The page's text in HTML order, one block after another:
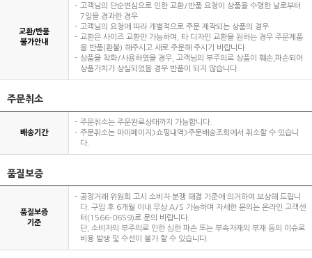
교환/반품
불가안내
고객님의 단순변심으로 인한 교환/반품 요청이 상품을 수령한 날로부터
7일을 경과한 경우
고객님의 요청에 따라 개별적으로 주문 제작되는 상품의 경우
교환은 사이즈 교환만 가능하며, 타 디자인 교환을 원하는 경우 주문제품
을 반품(환불) 해주시고 새로 주문해 주시기 바랍니다
상품을 착화/사용하였을 경우, 고객님의 부주의로 상품이 훼손,파손되어
상품가치가 상실되었을 경우 반품이 되지 않습니다.
주문취소
배송기간
주문취소는 주문완료상태까지 가능합니다.
주문취소는 마이페이지>쇼핑내역>주문배송조회에서 취소할 수 있습니
다.
품질보증
품질보증
기준
공정거래 위원회 고시 소비자 분쟁 해결 기준에 의거하여 보상해 드립니
다. 구입 후 6개월 이내 무상 A/S 가능하며 자세한 문의는 온라인 고객센
터(1566-0659)로 문의 바랍니다.
단, 소비자의 부주의로 인한 심한 파손 또는 부속자재의 부재 등의 이슈로
비용 발생 및 수선이 불가 할 수 있습니다.